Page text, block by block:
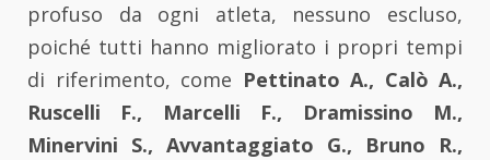
profuso da ogni atleta, nessuno escluso,
poiché tutti hanno migliorato i propri tempi
di riferimento, come Pettinato A., Calò A.,
Ruscelli F., Marcelli F., Dramissino M.,
Minervini S., Avvantaggiato G., Bruno R.,